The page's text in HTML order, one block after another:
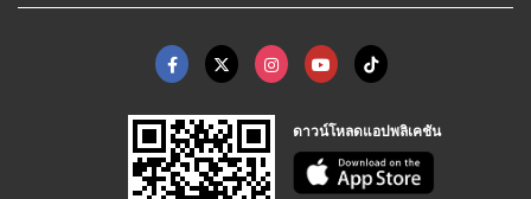
ดาวน์โหลดแอปพลิเคชัน